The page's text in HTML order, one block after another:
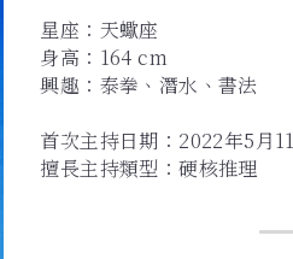
星座：天蠍座
身高：164 cm
興趣：泰拳、潛水、書法
首次主持日期：2022年5月
擅長主持類型：硬核推理